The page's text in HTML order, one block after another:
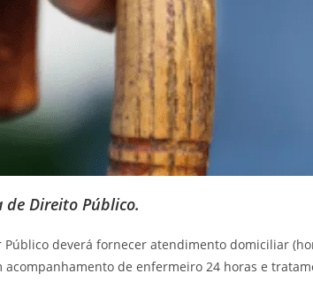
de Direito Público.
deverá fornecer atendimento domiciliar
de enfermeiro 24 horas e